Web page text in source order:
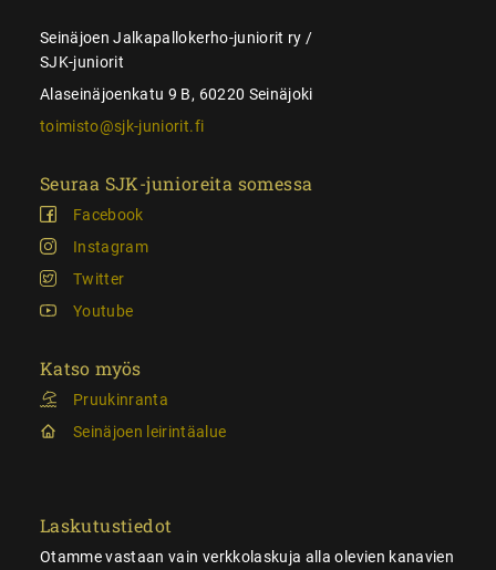
Seinäjoen Jalkapallokerho-juniorit ry /
SJK-juniorit
Alaseinäjoenkatu 9 B, 60220 Seinäjoki
toimisto@sjk-juniorit.fi
Seuraa SJK-junioreita somessa
Facebook
Instagram
Twitter
Youtube
Katso myös
Pruukinranta
Seinäjoen leirintäalue
Laskutustiedot
Otamme vastaan vain verkkolaskuja alla olevien kanavien